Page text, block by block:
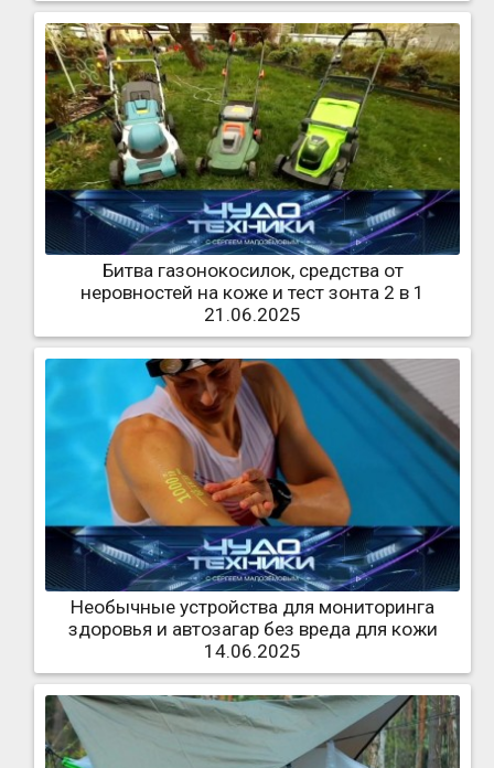
Битва газонокосилок, средства от
неровностей на коже и тест зонта 2 в 1
21.06.2025
Необычные устройства для мониторинга
здоровья и автозагар без вреда для кожи
14.06.2025